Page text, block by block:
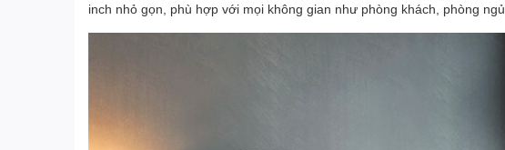
inch nhỏ gọn, phù hợp với mọi không gian như phòng khách, phòng ngủ,